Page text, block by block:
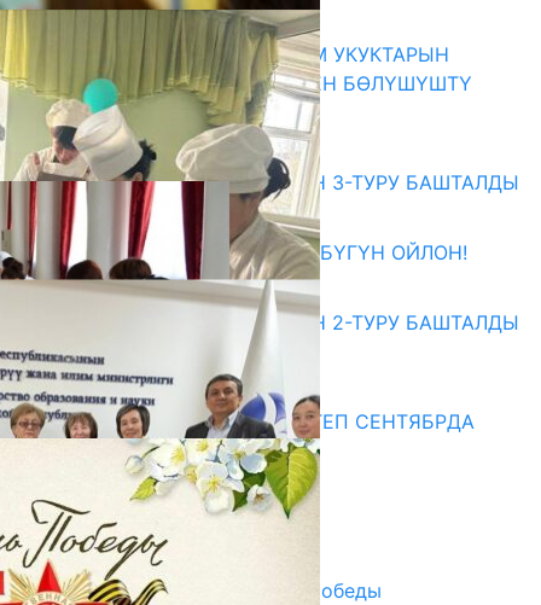
06.08.2026
КЫРГЫЗ ЭКСПЕРТТЕРИ АДАМ УКУКТАРЫН
ОКУТУУ ТАЖРЫЙБАСЫ МЕНЕН БӨЛҮШҮШТҮ
06.08.2026
Абитуриент
ЖОЖДОРГО КАБЫЛ АЛУУНУН 3-ТУРУ БАШТАЛДЫ
27.07.2026
ӨЗҮҢДҮН КЕЛЕЧЕГИҢ ҮЧҮН БҮГҮН ОЙЛОН!
20.07.2026
ЖОЖДОРГО КАБЫЛ АЛУУНУН 2-ТУРУ БАШТАЛДЫ
20.07.2026
Медиа
СУЗАКТА 750 ОРУНДУУ МЕКТЕП СЕНТЯБРДА
ПАЙДАЛАНУУГА БЕРИЛЕТ
07.08.2025
Улуу Жеңиштин жандуу сөзү
29.04.2025
Награды в преддверии Дня Победы